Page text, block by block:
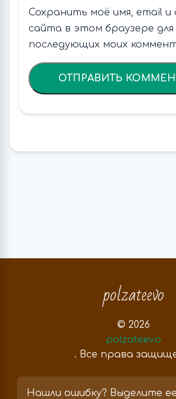
Сохранить моё имя, email и
сайта в этом браузере для
последующих моих
polzateevo
© 2026
polzateevo
. Все права
Нашли ошибку? Выделите